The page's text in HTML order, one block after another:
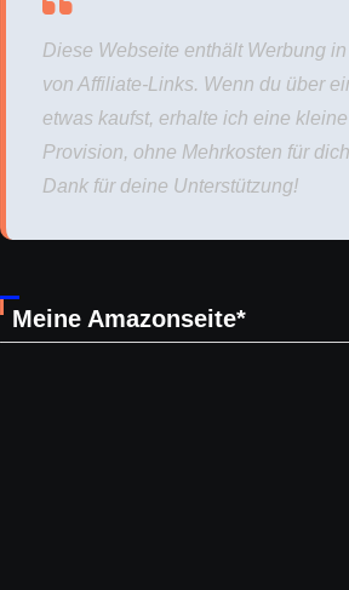
Diese Webseite enthält Werbung
von Affiliate-Links. Wenn du über
etwas kaufst, erhalte ich eine kleine
Provision, ohne Mehrkosten für
Dank für deine Unterstützung!
Meine Amazonseite*